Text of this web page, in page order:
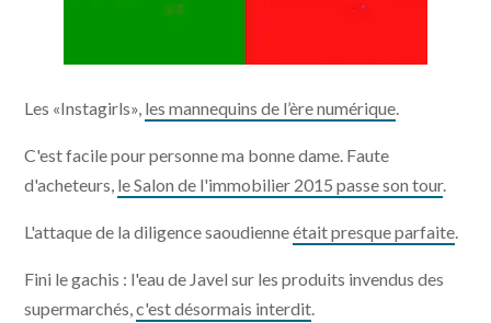
Les «Instagirls», les mannequins de l’ère numérique
C'est facile pour personne ma bonne dame. Faute
d'acheteurs, le Salon de l'immobilier 2015 passe son tour.
L'attaque de la diligence saoudienneétait presque parfaite
Fini le gachis : l'eau de Javel sur les produits invendus des
supermarchés,c'est désormais interdit